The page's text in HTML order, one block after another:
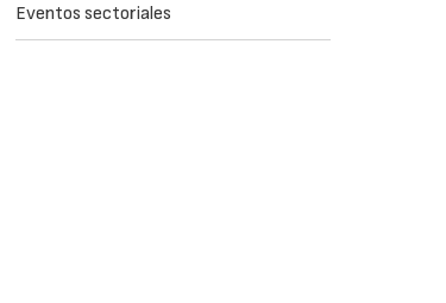
Eventos sectoriales